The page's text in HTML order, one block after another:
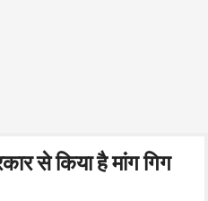
से किया है मांग गिग